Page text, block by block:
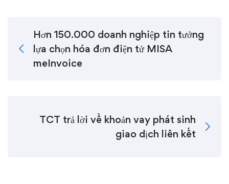
Hơn 150.000 doanh nghiệp tin tưởng
lựa chọn hóa đơn điện tử MISA
meInvoice
TCT trả lời về khoản vay phát sinh
giao dịch liên kết